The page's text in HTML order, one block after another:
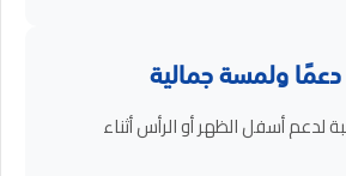
ولمسة جمالية
لدعم أسفل الظهر أو الرأس أثناء